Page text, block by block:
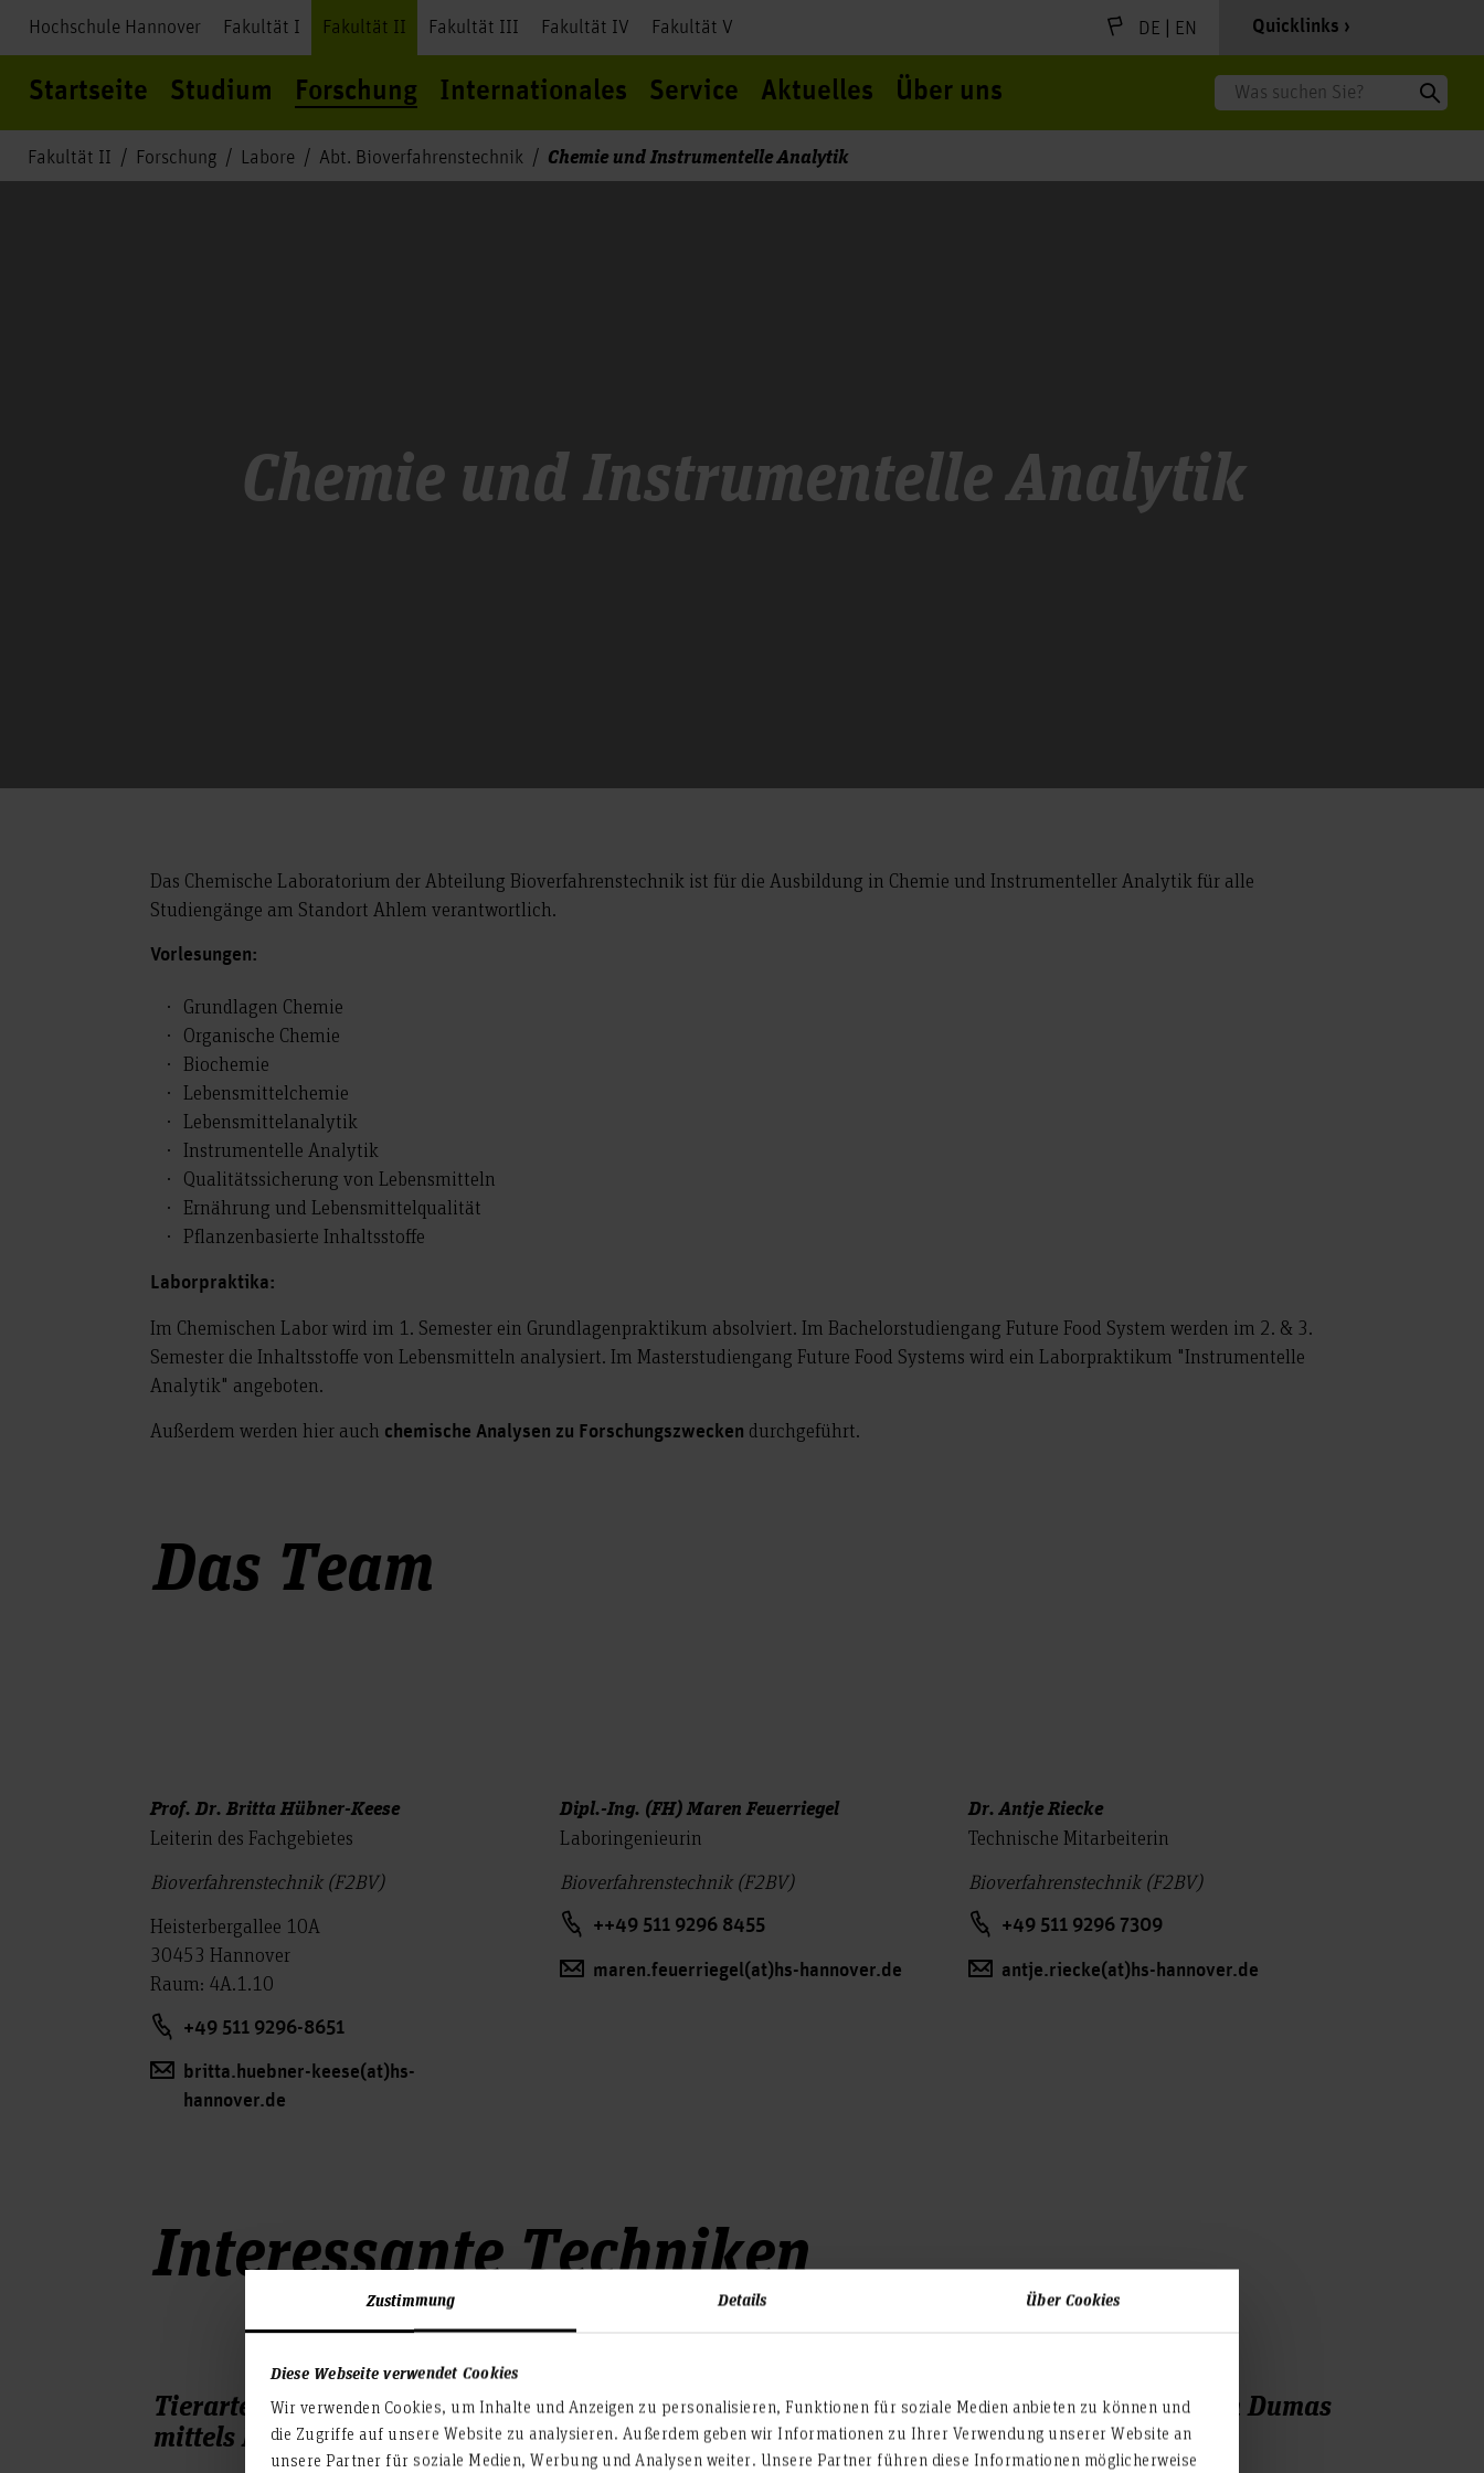
Zustimmung Details Über Cookies
Diese Webseite verwendet Cookies
Wir verwenden Cookies, um Inhalte und Anzeigen zu personalisieren, Funktionen für soziale Medien anbieten zu können und
die Zugriffe auf unsere Website zu analysieren. Außerdem geben wir Informationen zu Ihrer Verwendung unserer Website an
unsere Partner für soziale Medien, Werbung und Analysen weiter. Unsere Partner führen diese Informationen möglicherweise
Hochschule Hannover Fakultät I Fakultät II Fakultät III Fakultät IV Fakultät V DE | EN Quicklinks
Startseite Studium Forschung Internationales Service Aktuelles Über uns Suche
Fakultät II Forschung Labore Abt. Bioverfahrenstechnik Chemie und Instrumentelle Analytik
Chemie und Instrumentelle Analytik
Das Chemische Laboratorium der Abteilung Bioverfahrenstechnik ist für die Ausbildung in Chemie und Instrumenteller Analytik für alle
Studiengänge am Standort Ahlem verantwortlich.
Vorlesungen:
Grundlagen Chemie
Organische Chemie
Biochemie
Lebensmittelchemie
Lebensmittelanalytik
Instrumentelle Analytik
Qualitätssicherung von Lebensmitteln
Ernährung und Lebensmittelqualität
Pflanzenbasierte Inhaltsstoffe
Laborpraktika:
Im Chemischen Labor wird im 1. Semester ein Grundlagenpraktikum absolviert. Im Bachelorstudiengang Future Food System werden im 2. & 3.
Semester die Inhaltsstoffe von Lebensmitteln analysiert. Im Masterstudiengang Future Food Systems wird ein Laborpraktikum "Instrumentelle
Analytik" angeboten.
Außerdem werden hier auch chemische Analysen zu Forschungszwecken durchgeführt.
Das Team
Prof. Dr. Britta Hübner-Keese
Leiterin des Fachgebietes
Bioverfahrenstechnik (F2BV)
Heisterbergallee 10A
30453 Hannover
Raum: 4A.1.10
+49 511 9296-8651
britta.huebner-keese(at)hs-
hannover.de
Dipl.-Ing. (FH) Maren Feuerriegel
Laboringenieurin
Bioverfahrenstechnik (F2BV)
++49 511 9296 8455
maren.feuerriegel(at)hs-hannover.de
Dr. Antje Riecke
Technische Mitarbeiterin
Bioverfahrenstechnik (F2BV)
+49 511 9296 7309
antje.riecke(at)hs-hannover.de
Interessante Techniken
Tierartendifferenzierung
mittels Microarray
Mikrowellengestützte
Schnellmethode zur
N/C-Bestimmung nach Dumas
(Proteingehalt)